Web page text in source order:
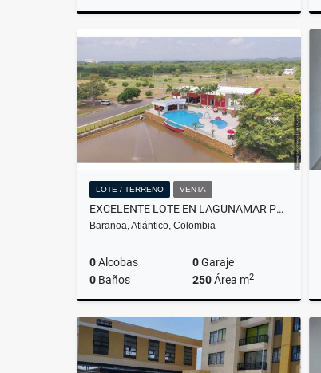
Venta
LOTE / TERRENO VENTA
EXCELENTE LOTE EN LAGUNAMAR POBLADO CAMPESTRE BARANOA
Baranoa, Atlántico, Colombia
0Alcobas 0Garaje
0 Baños 250Área m2
Venta
$150.000.000